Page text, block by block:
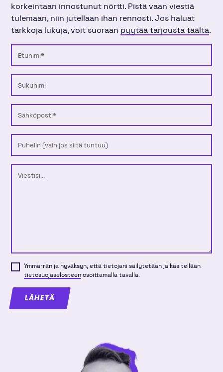
korkeintaan innostunut nörtti. Pistä vaan viestiä
tulemaan, niin jutellaan ihan rennosti. Jos haluat
tarkkoja lukuja, voit suoraan pyytää tarjousta täältä.
Ymmärrän ja hyväksyn, että tietojani säilytetään ja käsitellään
tietosuojaselosteenosoittamalla tavalla.